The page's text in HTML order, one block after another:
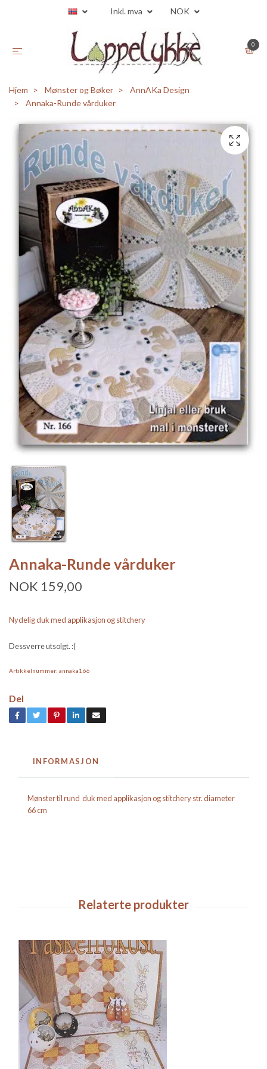
Inkl. mva NOK
0
Hjem Mønster og Bøker
AnnAKa Design
Annaka-Runde vårduker
Annaka-Runde vårduker
NOK 159,00
Nydelig duk med applikasjon og stitchery
Dessverre utsolgt. :(
Artikkelnummer: annaka166
Del
INFORMASJON
Mønster til rund duk med applikasjon og stitchery str. diameter
66 cm